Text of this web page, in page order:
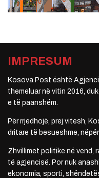
IMPRESUM
Kosova Post është Agjenci
themeluar në vitin 2016,
e të paanshëm.
Për rrjedhojë, prej vitesh,
dritare të besueshme,
Zhvillimet politike në vend,
të agjencisë. Por nuk
ekonomia, sporti,